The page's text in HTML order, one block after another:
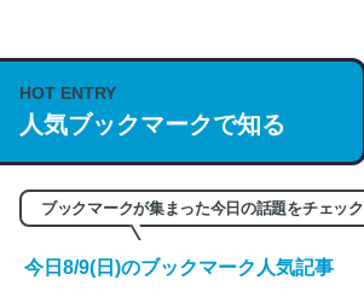
説してる記事が少ないので貴重な良記事
https://isobe324649.hatenablog.com/
/064121
─GPTの仕組みと限界についての考察（１） -
HOT ENTRY
人気ブックマークで知る
ブックマークが集まった今日の話題をチェック
今日8/9(日)のブックマーク人気記事